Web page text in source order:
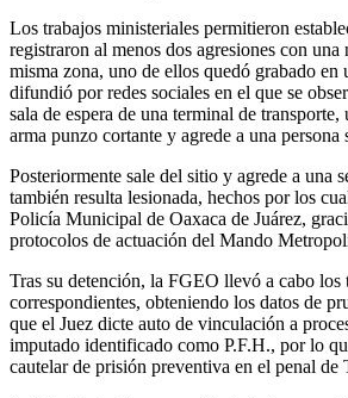
Los trabajos ministeriales permitieron
registraron al menos dos agresiones con
misma zona, uno de ellos quedó grabado en
difundió por redes sociales en el que se
sala de espera de una terminal de
arma punzo cortante y agrede a una persona
Posteriormente sale del sitio y agrede a una
también resulta lesionada, hechos por los
Policía Municipal de Oaxaca de Juárez,
protocolos de actuación del Mando
Tras su detención, la FGEO llevó a cabo los
correspondientes, obteniendo los datos de
que el Juez dicte auto de vinculación a
imputado identificado como P.F.H., por lo
cautelar de prisión preventiva en el penal de